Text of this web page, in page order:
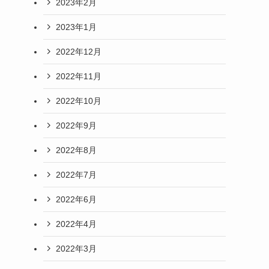
2023年2月
2023年1月
2022年12月
2022年11月
2022年10月
2022年9月
2022年8月
2022年7月
2022年6月
2022年4月
2022年3月